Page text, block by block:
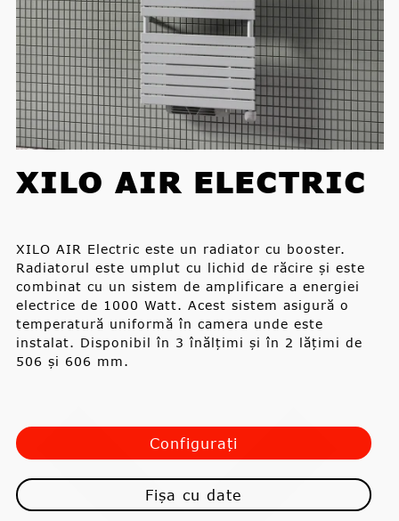
XILO AIR ELECTRIC
XILO AIR Electric este un radiator cu booster.
Radiatorul este umplut cu lichid de răcire și este
combinat cu un sistem de amplificare a energiei
electrice de 1000 Watt. Acest sistem asigură o
temperatură uniformă în camera unde este
instalat. Disponibil în 3 înălțimi și în 2 lățimi de
506 și 606 mm.
Configurați
Fișa cu date